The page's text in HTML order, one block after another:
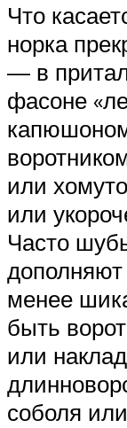
Что
норка
— в
фасоне
или
или
Часто
дополняют
менее
быть
или
соболя